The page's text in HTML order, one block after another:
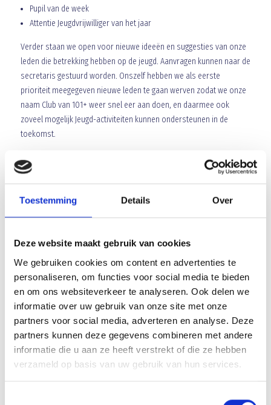
Toestemming Details Over
Deze website maakt gebruik van cookies
We gebruiken cookies om content en advertenties te
personaliseren, om functies voor social media te bieden
en om ons websiteverkeer te analyseren. Ook delen we
informatie over uw gebruik van onze site met onze
partners voor social media, adverteren en analyse. Deze
partners kunnen deze gegevens combineren met andere
informatie die u aan ze heeft verstrekt of die ze hebben
verzameld op basis van uw gebruik van hun services.
Pupil van de week
Attentie Jeugdvrijwilliger van het jaar
Verder staan we open voor nieuwe ideeën en suggesties van onze
leden die betrekking hebben op de jeugd. Aanvragen kunnen naar de
secretaris gestuurd worden. Onszelf hebben we als eerste
prioriteit meegegeven nieuwe leden te gaan werven zodat we onze
naam Club van 101+ weer snel eer aan doen, en daarmee ook
zoveel mogelijk Jeugd-activiteiten kunnen ondersteunen in de
toekomst.
Men hoeft geen lid van Blauw Geel’38 JUMBO te zijn om een
Of als vriendengroep
Wij zorgen er uiteraard ook voor dat uw naam vermeld word op het
clubbord in onze kantine. Tot slot hopen wij dat we veel nieuwe
leden mogen verwelkomen.
Aanmeldingsformulier club 101 2017
Met vriendelijke groeten namens het bestuur,